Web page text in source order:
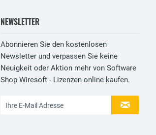
NEWSLETTER
Abonnieren Sie den kostenlosen
Newsletter und verpassen Sie keine
Neuigkeit oder Aktion mehr von Software
Shop Wiresoft - Lizenzen online kaufen.